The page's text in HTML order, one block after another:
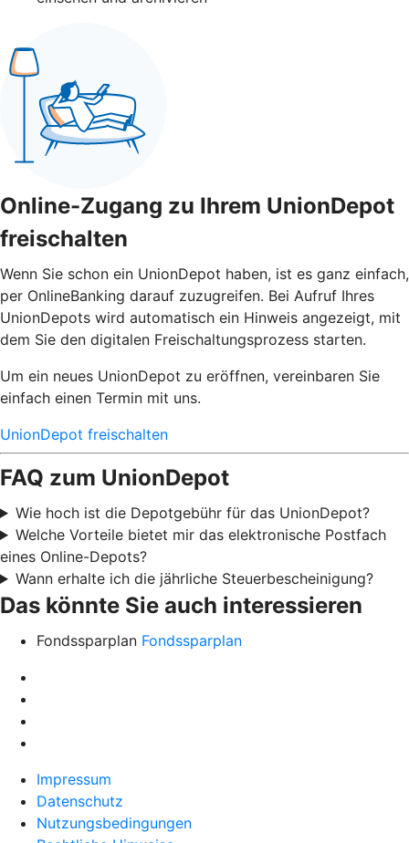
Online-Zugang zu Ihrem UnionDepot
freischalten
Wenn Sie schon ein UnionDepot haben, ist es ganz einfach,
per OnlineBanking darauf zuzugreifen. Bei Aufruf Ihres
UnionDepots wird automatisch ein Hinweis angezeigt, mit
dem Sie den digitalen Freischaltungsprozess starten.
Um ein neues UnionDepot zu eröffnen, vereinbaren Sie
einfach einen Termin mit uns.
UnionDepot freischalten
FAQ zum UnionDepot
Wie hoch ist die Depotgebühr für das UnionDepot?
Welche Vorteile bietet mir das elektronische Postfach
eines Online-Depots?
Wann erhalte ich die jährliche Steuerbescheinigung?
Das könnte Sie auch interessieren
Fondssparplan Fondssparplan
Impressum
Datenschutz
Nutzungsbedingungen